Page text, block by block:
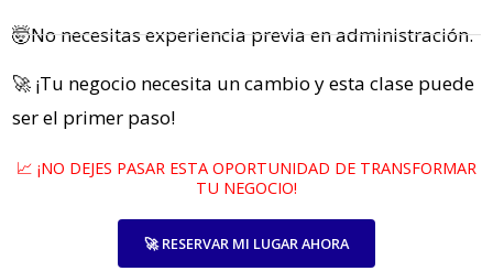
🤯No necesitas experiencia previa en administración.
🚀 ¡Tu negocio necesita un cambio y esta clase puede
ser el primer paso!
📈 ¡NO DEJES PASAR ESTA OPORTUNIDAD DE TRANSFORMAR
TU NEGOCIO!
🚀 RESERVAR MI LUGAR AHORA